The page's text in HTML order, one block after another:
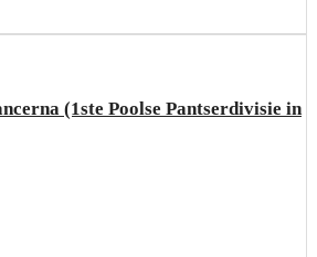
(1ste Poolse Pantserdivisie in